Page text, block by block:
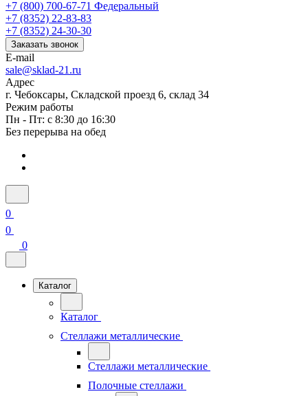
+7 (800) 700-67-71 Федеральный
+7 (8352) 22-83-83
+7 (8352) 24-30-30
Заказать звонок
E-mail
sale@sklad-21.ru
Адрес
г. Чебоксары, Складской проезд 6, склад 34
Режим работы
Пн - Пт: с 8:30 до 16:30
Без перерыва на обед
0
0
0
Каталог
Каталог
Стеллажи металлические
Стеллажи металлические
Полочные стеллажи